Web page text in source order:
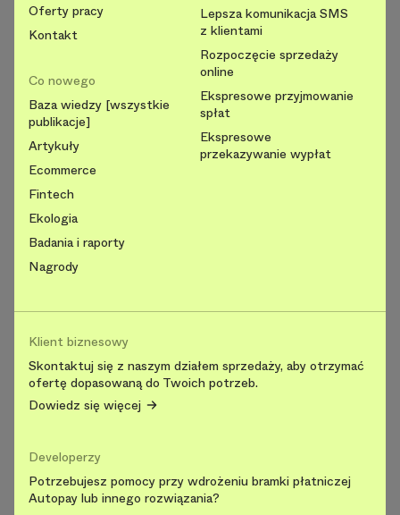
Oferty pracy
Kontakt
Co nowego
Baza wiedzy [wszystkie
publikacje]
Artykuły
Ecommerce
Fintech
Ekologia
Badania i raporty
Nagrody
Lepsza komunikacja SMS
z klientami
Rozpoczęcie sprzedaży
online
Ekspresowe przyjmowanie
spłat
Ekspresowe
przekazywanie wypłat
Klient biznesowy
Skontaktuj się z naszym działem sprzedaży, aby otrzymać
ofertę dopasowaną do Twoich potrzeb.
Dowiedz się więcej
Developerzy
Potrzebujesz pomocy przy wdrożeniu bramki płatniczej
Autopay lub innego rozwiązania?